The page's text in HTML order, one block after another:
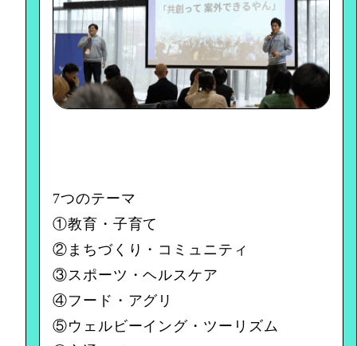
7つのテーマ
①教育・子育て
②まちづくり・コミュニティ
③スポーツ・ヘルスケア
④フード・アグリ
⑤ウェルビーイング・ツーリズム